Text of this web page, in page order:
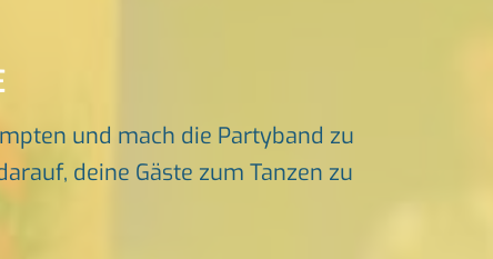
und mach die Partyband zu
deine Gäste zum Tanzen zu